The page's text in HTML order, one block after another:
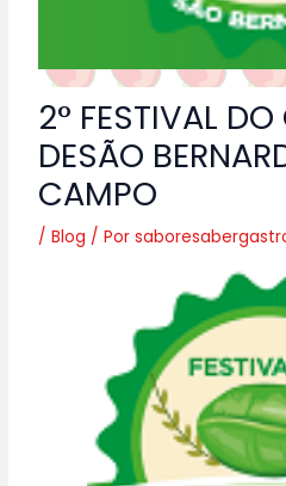
2° FESTIVAL
DESÃO
CAMPO
/Blog / Por